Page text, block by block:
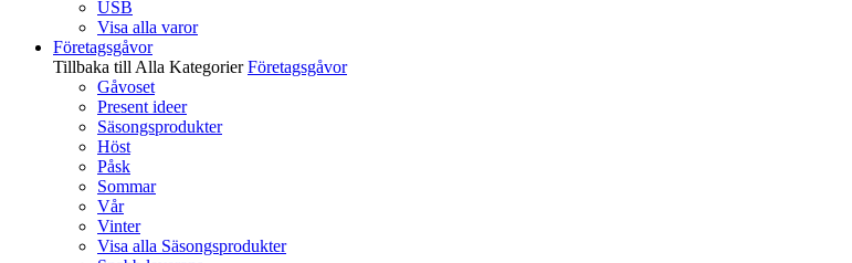
USB
Visa alla varor
Företagsgåvor
Tillbaka till Alla Kategorier Företagsgåvor
Gåvoset
Present ideer
Säsongsprodukter
Höst
Påsk
Sommar
Vår
Vinter
Visa alla Säsongsprodukter